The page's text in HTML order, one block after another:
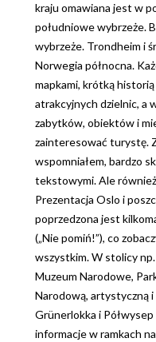
kraju omawiana jest w
południowe wybrzeże.
wybrzeże. Trondheim i
Norwegia północna.
mapkami, krótką
atrakcyjnych dzielnic, a
zabytków, obiektów i
zainteresować turystę.
wspomniałem, bardzo
tekstowymi. Ale
Prezentacja Oslo i
poprzedzona jest
(„Nie pomiń!”), co
wszystkim. W stolicy
Muzeum Narodowe,
Narodową, artystyczną
Grünerlokka i
informacje w ramkach